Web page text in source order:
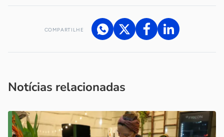
COMPARTILHE
Notícias relacionadas